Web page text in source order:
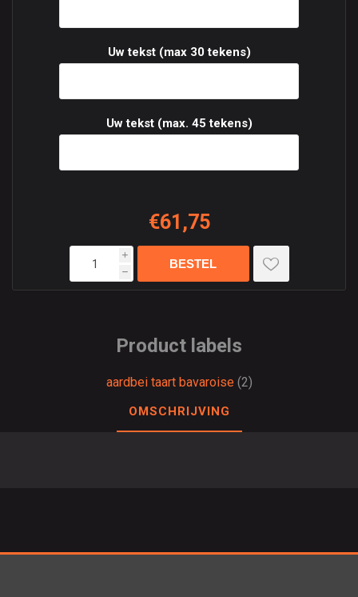
Uw tekst (max 30 tekens)
Uw tekst (max. 45 tekens)
€61,75
i
h
Product labels
aardbei taart bavaroise (2)
OMSCHRIJVING